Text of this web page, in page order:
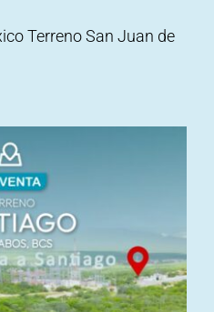
Terreno San Juan de